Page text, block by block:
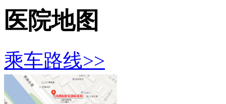
医院地图
乘车路线>>